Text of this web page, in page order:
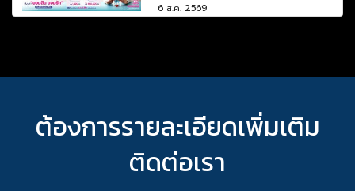
6 ส.ค. 2569
ต้องการรายละเอียดเพิ่มเติม
ติดต่อเรา